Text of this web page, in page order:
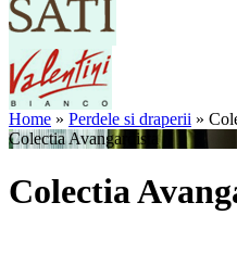
Home » Perdele si draperii »
Colectia Avangardista
Colectia